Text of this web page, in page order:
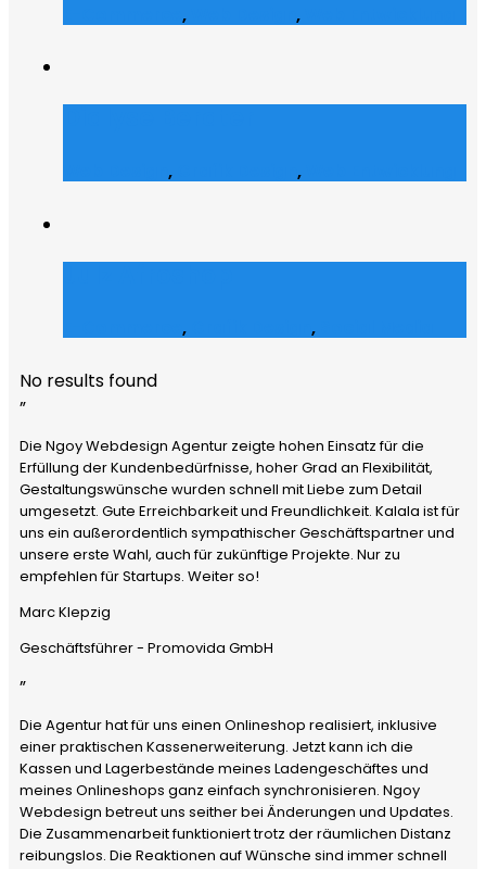
, ,
, ,
, ,
No results found
”
Die Ngoy Webdesign Agentur zeigte hohen Einsatz für die
Erfüllung der Kundenbedürfnisse, hoher Grad an Flexibilität,
Gestaltungswünsche wurden schnell mit Liebe zum Detail
umgesetzt. Gute Erreichbarkeit und Freundlichkeit. Kalala ist für
uns ein außerordentlich sympathischer Geschäftspartner und
unsere erste Wahl, auch für zukünftige Projekte. Nur zu
empfehlen für Startups. Weiter so!
Marc Klepzig
Geschäftsführer - Promovida GmbH
”
Die Agentur hat für uns einen Onlineshop realisiert, inklusive
einer praktischen Kassenerweiterung. Jetzt kann ich die
Kassen und Lagerbestände meines Ladengeschäftes und
meines Onlineshops ganz einfach synchronisieren. Ngoy
Webdesign betreut uns seither bei Änderungen und Updates.
Die Zusammenarbeit funktioniert trotz der räumlichen Distanz
reibungslos. Die Reaktionen auf Wünsche sind immer schnell